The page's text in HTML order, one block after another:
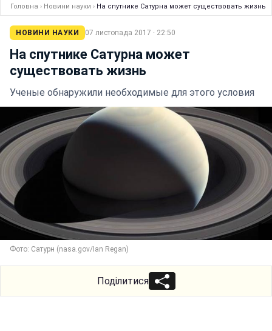
Головна › Новини науки › На спутнике Сатурна может существовать жизнь
НОВИНИ НАУКИ 07 листопада 2017 · 22:50
На спутнике Сатурна может
существовать жизнь
Ученые обнаружили необходимые для этого условия
Фото: Сатурн (nasa.gov/Ian Regan)
Поділитися